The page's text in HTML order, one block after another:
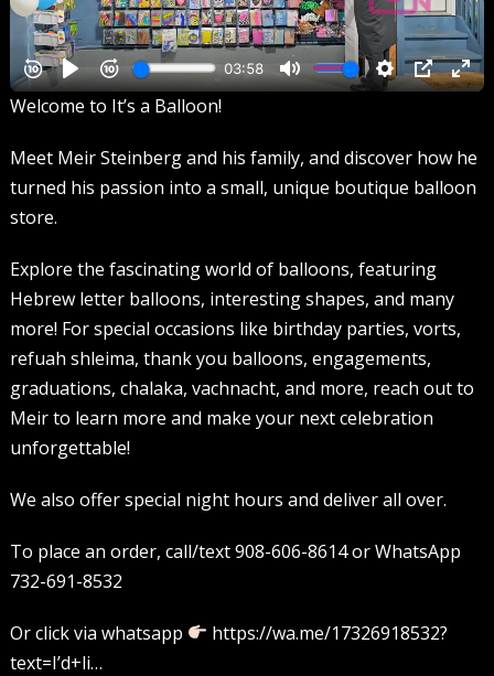
Welcome to It’s a Balloon!
Meet Meir Steinberg and his family, and discover how he
turned his passion into a small, unique boutique balloon
store.
Explore the fascinating world of balloons, featuring
Hebrew letter balloons, interesting shapes, and many
more! For special occasions like birthday parties, vorts,
refuah shleima, thank you balloons, engagements,
graduations, chalaka, vachnacht, and more, reach out to
Meir to learn more and make your next celebration
unforgettable!
We also offer special night hours and deliver all over.
To place an order, call/text 908-606-8614 or WhatsApp
732-691-8532
Or click via whatsapp
https://wa.me/17326918532?
text=I’d+li…